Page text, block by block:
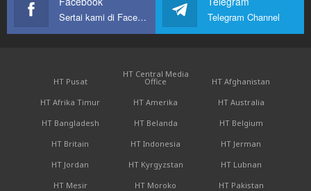
Sertai kami di Facebook Telegram Channel
HT Pusat
HT Central Media
Office
HT Afghanistan
HT Afrika Timur
HT Amerika
HT Australia
HT Bangladesh
HT Belanda
HT Belgium
HT Britain
HT Indonesia
HT Jerman
HT Jordan
HT Kyrgyzstan
HT Lubnan
HT Mesir
HT Moroko
HT Pakistan